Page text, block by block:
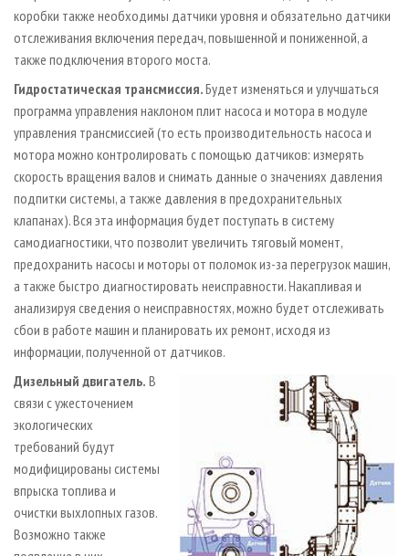
коробки также необходимы датчики уровня и обязательно датчики
отслеживания включения передач, повышенной и пониженной, а
также подключения второго моста.
Гидростатическая трансмиссия.Будет изменяться и улучшаться
программа управления наклоном плит насоса и мотора в модуле
управления трансмиссией (то есть производительность насоса и
мотора можно контролировать с помощью датчиков: измерять
скорость вращения валов и снимать данные о значениях давления
подпитки системы, а также давления в предохранительных
клапанах). Вся эта информация будет поступать в систему
самодиагностики, что позволит увеличить тяговый момент,
предохранить насосы и моторы от поломок из-за перегрузок машин,
а также быстро диагностировать неисправности. Накапливая и
анализируя сведения о неисправностях, можно будет отслеживать
сбои в работе машин и планировать их ремонт, исходя из
информации, полученной от датчиков.
Дизельный двигатель. В
связи с ужесточением
экологических
требований будут
модифицированы системы
впрыска топлива и
очистки выхлопных газов.
Возможно также